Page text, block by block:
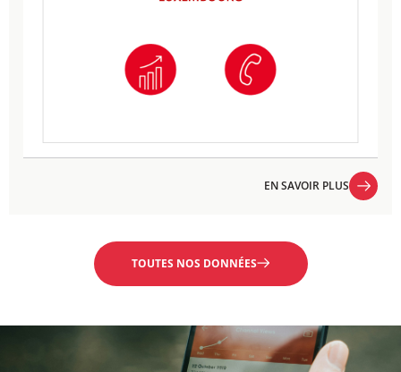
EN SAVOIR PLUS
TOUTES NOS DONNÉES